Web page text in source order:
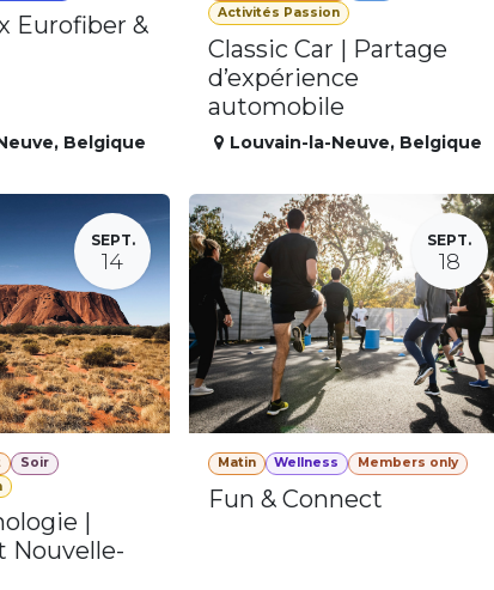
Eurofiber &
, Belgique
Activités Passion
Classic Car | Partage
d’expérience
automobile
Louvain-la-Neuve, Belgique
SEPT.
14
Soir
|
Nouvelle-
SEPT.
18
Matin Wellness Members only
Fun & Connect